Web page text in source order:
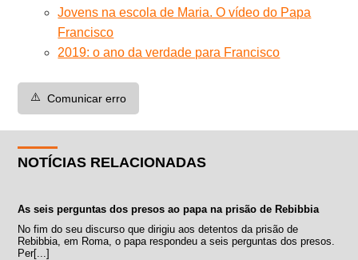
Jovens na escola de Maria. O vídeo do Papa
Francisco
2019: o ano da verdade para Francisco
⚠️ Comunicar erro
NOTÍCIAS RELACIONADAS
As seis perguntas dos presos ao papa na prisão de Rebibbia
No fim do seu discurso que dirigiu aos detentos da prisão de
Rebibbia, em Roma, o papa respondeu a seis perguntas dos presos.
Per[...]